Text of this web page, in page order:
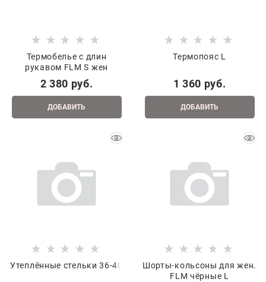
Термобелье с длин
рукавом FLM S жен
2 380 руб.
ДОБАВИТЬ
Термопояс L
1 360 руб.
ДОБАВИТЬ
Утеплённые стельки 36-40
Шорты-кольсоны для жен.
FLM чёрные L